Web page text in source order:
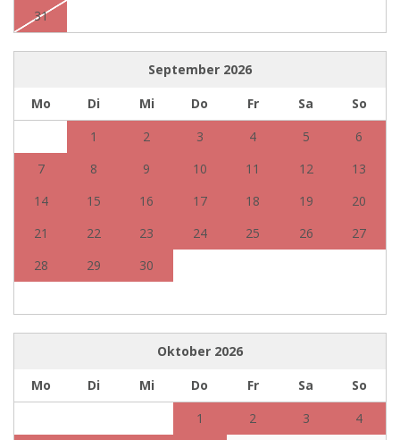
31
September 2026
Mo
Di Mi Do Fr Sa
So
1
2 3 4 5
6
7
8 9 10 11 12
13
14
15 16 17 18 19
20
21
22 23 24 25 26
27
28
29 30
Oktober 2026
Mo
Di Mi Do Fr Sa
So
1
2 3
4